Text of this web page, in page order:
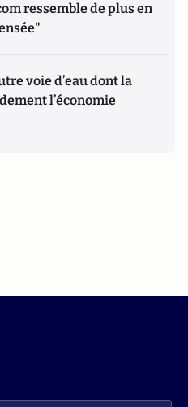
ressemble de plus en
voie d’eau dont la
l’économie